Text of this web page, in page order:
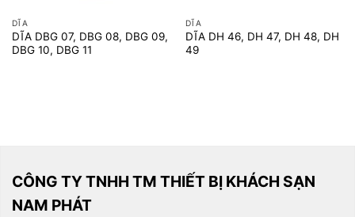
DĨA
DĨA DBG 07, DBG 08, DBG 09,
DBG 10, DBG 11
DĨA
DĨA DH 46, DH 47, DH 48, DH
49
CÔNG TY TNHH TM THIẾT BỊ KHÁCH SẠN
NAM PHÁT